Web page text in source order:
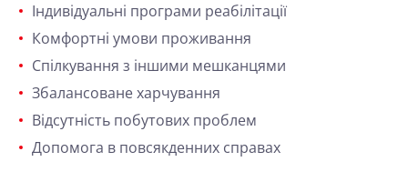
Індивідуальні програми реабілітації
Комфортні умови проживання
Спілкування з іншими мешканцями
Збалансоване харчування
Відсутність побутових проблем
Допомога в повсякденних справах